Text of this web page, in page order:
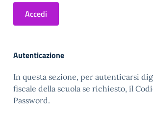
Accedi
Autenticazione
In questa sezione, per autenticarsi
fiscale della scuola se richiesto, il
Password.